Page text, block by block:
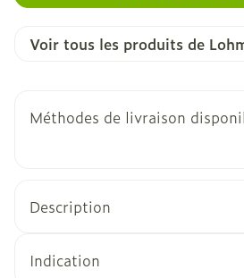
Voir tous les produits de
Méthodes de livraison
Description
Indication